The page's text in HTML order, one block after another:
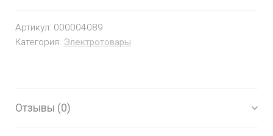
Артикул: 000004089
Категория: Электротовары
Отзывы (0)